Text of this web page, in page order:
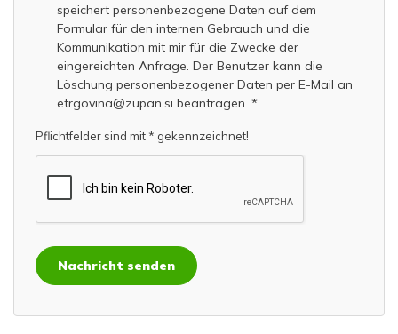
speichert personenbezogene Daten auf dem
Formular für den internen Gebrauch und die
Kommunikation mit mir für die Zwecke der
eingereichten Anfrage. Der Benutzer kann die
Löschung personenbezogener Daten per E-Mail an
etrgovina@zupan.si beantragen. *
Pflichtfelder sind mit * gekennzeichnet!